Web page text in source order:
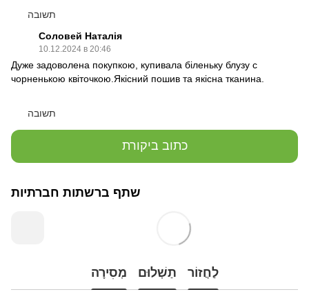
תשובה
Соловей Наталія
10.12.2024 в 20:46
Дуже задоволена покупкою, купивала біленьку блузу с
чорненькою квіточкою.Якісний пошив та якісна тканина.
תשובה
כתוב ביקורת
שתף ברשתות חברתיות
מְסִירָה תַשְׁלוּם לַחֲזוֹר